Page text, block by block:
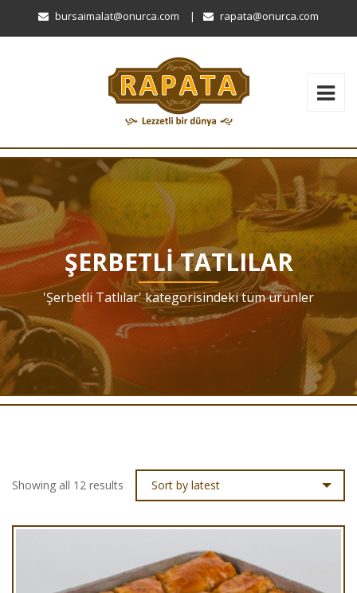
bursaimalat@onurca.com | rapata@onurca.com
ŞERBETLI TATLILAR
'Şerbetli Tatlılar' kategorisindeki tüm ürünler
Showing all 12 results Sort by latest